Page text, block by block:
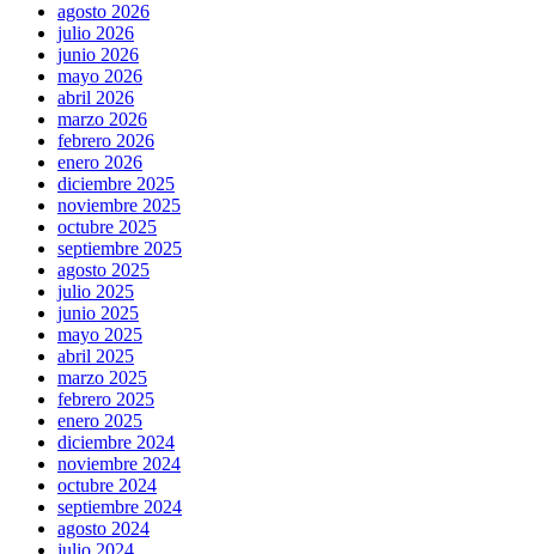
agosto 2026
julio 2026
junio 2026
mayo 2026
abril 2026
marzo 2026
febrero 2026
enero 2026
diciembre 2025
noviembre 2025
octubre 2025
septiembre 2025
agosto 2025
julio 2025
junio 2025
mayo 2025
abril 2025
marzo 2025
febrero 2025
enero 2025
diciembre 2024
noviembre 2024
octubre 2024
septiembre 2024
agosto 2024
julio 2024